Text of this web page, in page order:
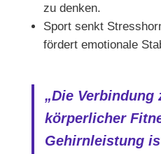
zu denken.
Sport senkt
fördert emotionale
„Die Verbindung
körperlicher
Gehirnleistung